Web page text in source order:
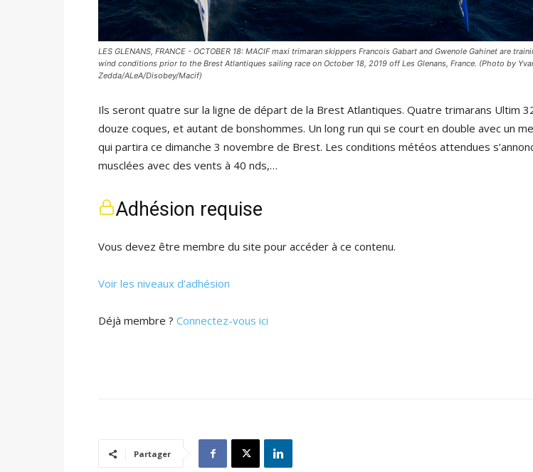
LES GLENANS, FRANCE - OCTOBER 18: MACIF maxi trimaran skippers Francois Gabart and Gwenole Gahinet are
wind conditions prior to the Brest Atlantiques sailing race on October 18, 2019 off Les Glenans, France. (Photo by
Zedda/ALeA/Disobey/Macif)
Ils seront quatre sur la ligne de départ de la Brest Atlantiques. Quatre trimarans Ultim
douze coques, et autant de bonshommes. Un long run qui se court en double avec un
qui partira ce dimanche 3 novembre de Brest. Les conditions météos attendues
musclées avec des vents à 40 nds,…
Adhésion requise
Vous devez être membre du site pour accéder à ce contenu.
Voir les niveaux d’adhésion
Déjà membre ? Connectez-vous ici
Partager